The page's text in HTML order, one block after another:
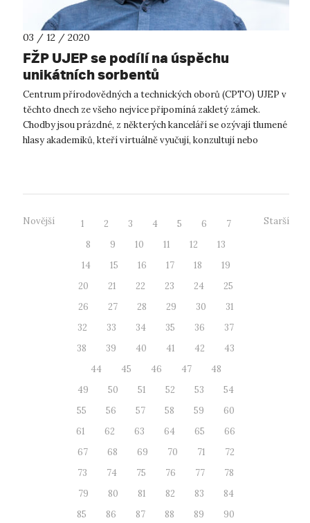
03 / 12 / 2020
FŽP UJEP se podílí na úspěchu
unikátních sorbentů
Centrum přírodovědných a technických oborů (CPTO) UJEP v
těchto dnech ze všeho nejvíce připomíná zakletý zámek.
Chodby jsou prázdné, z některých kanceláří se ozývají tlumené
hlasy akademiků, kteří virtuálně vyučují, konzultují nebo
Novější 1 2 3 4 5 6
7
8
9 10 11 12
13
14
15 16 17 18
19
20
21 22 23 24
25
26
27 28 29 30
31
32
33 34 35 36
37
38
39 40 41 42
43
44
45 46 47
48
49
50 51 52 53
54
55
56 57 58 59
60
61
62 63 64 65
66
67
68 69 70 71
72
73
74 75 76 77
78
79
80 81 82 83
84
85
86 87 88 89
90
Starší